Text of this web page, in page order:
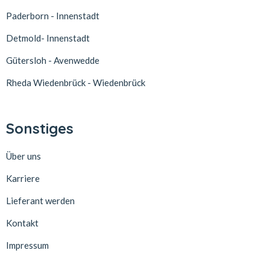
Paderborn - Innenstadt
Detmold- Innenstadt
Gütersloh - Avenwedde
Rheda Wiedenbrück - Wiedenbrück
Sonstiges
Über uns
Karriere
Lieferant werden
Kontakt
Impressum